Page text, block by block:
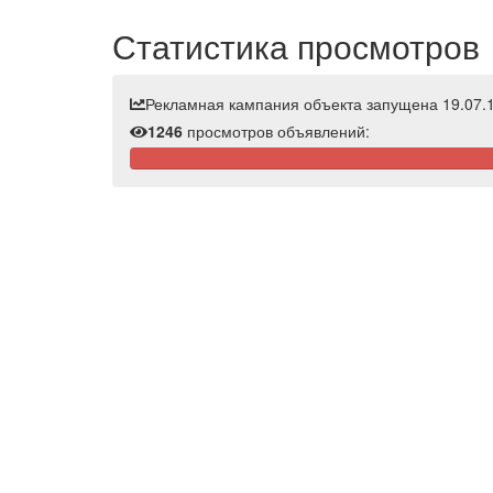
Статистика просмотров
Рекламная кампания объекта запущена
1246 просмотров объявлений: